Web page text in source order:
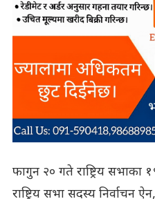
फागुन २० गते राष्ट्रिय
राष्ट्रिय सभा सदस्य निर्वाचन